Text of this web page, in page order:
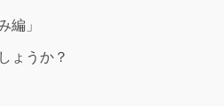
編」
ょうか？